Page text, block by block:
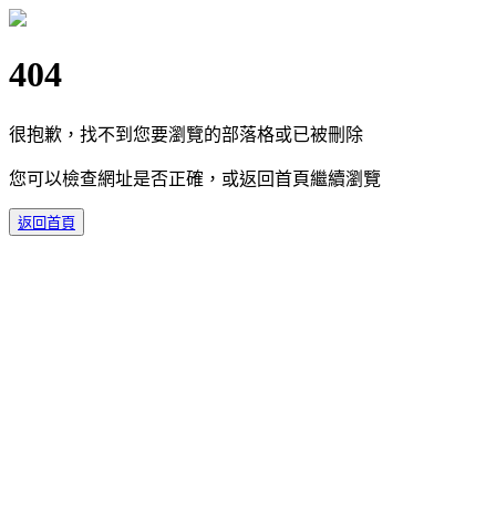
404
很抱歉，找不到您要瀏覽的部落格或已被刪除
您可以檢查網址是否正確，或返回首頁繼續瀏覽
返回首頁